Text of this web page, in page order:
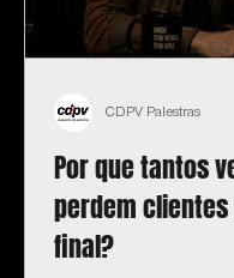
Por que tantos
perdem
final?
CDPV Palestras